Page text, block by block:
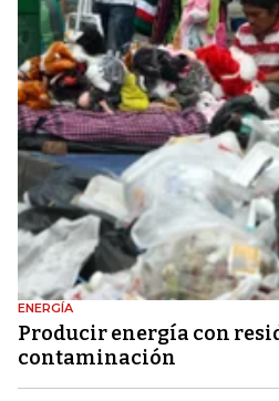
ENERGÍA
Producir energía con
contaminación